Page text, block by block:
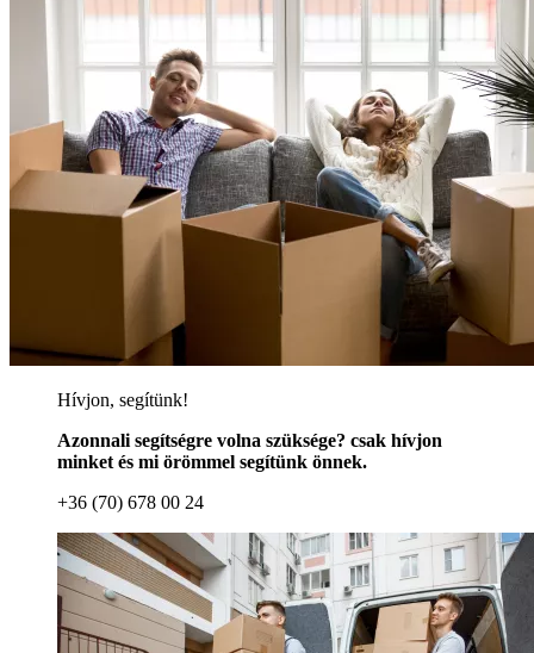
Hívjon, segítünk!
Azonnali segítségre volna szüksége? csak hívjon
minket és mi örömmel segítünk önnek.
+36 (70) 678 00 24